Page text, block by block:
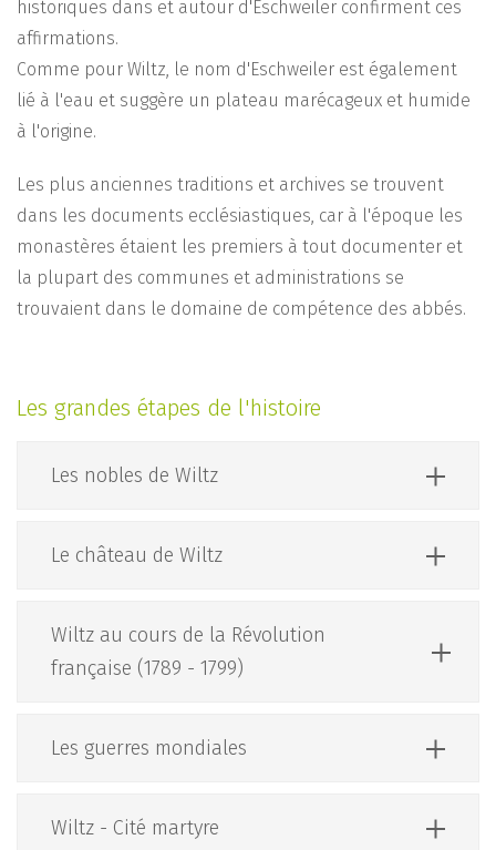
historiques dans et autour d'Eschweiler confirment ces
affirmations.
Comme pour Wiltz, le nom d'Eschweiler est également
lié à l'eau et suggère un plateau marécageux et humide
à l'origine.
Les plus anciennes traditions et archives se trouvent
dans les documents ecclésiastiques, car à l'époque les
monastères étaient les premiers à tout documenter et
la plupart des communes et administrations se
trouvaient dans le domaine de compétence des abbés.
Les grandes étapes de l'histoire
Les nobles de Wiltz
Le château de Wiltz
Wiltz au cours de la Révolution
française (1789 - 1799)
Les guerres mondiales
Wiltz - Cité martyre